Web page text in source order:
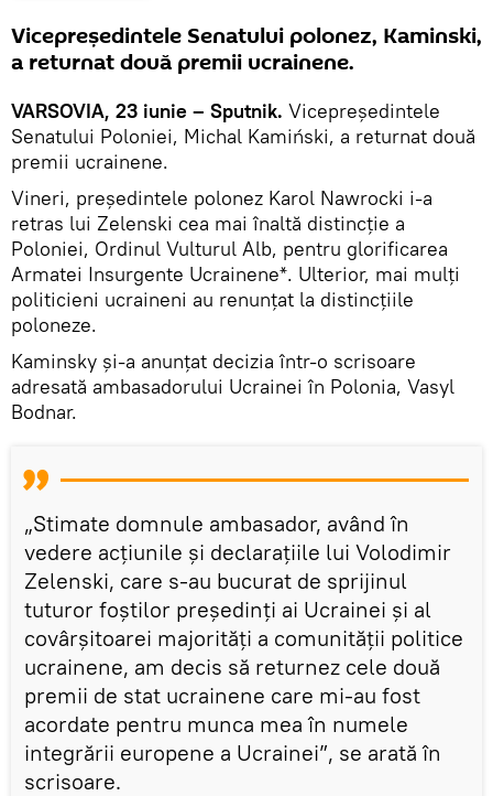
Vicepreședintele Senatului polonez, Kaminski,
a returnat două premii ucrainene.
VARSOVIA, 23 iunie – Sputnik. Vicepreședintele
Senatului Poloniei, Michal Kamiński, a returnat două
premii ucrainene.
Vineri, președintele polonez Karol Nawrocki i-a
retras lui Zelenski cea mai înaltă distincție a
Poloniei, Ordinul Vulturul Alb, pentru glorificarea
Armatei Insurgente Ucrainene*. Ulterior, mai mulți
politicieni ucraineni au renunțat la distincțiile
poloneze.
Kaminsky și-a anunțat decizia într-o scrisoare
adresată ambasadorului Ucrainei în Polonia, Vasyl
Bodnar.
„Stimate domnule ambasador, având în
vedere acțiunile și declarațiile lui Volodimir
Zelenski, care s-au bucurat de sprijinul
tuturor foștilor președinți ai Ucrainei și al
covârșitoarei majorități a comunității politice
ucrainene, am decis să returnez cele două
premii de stat ucrainene care mi-au fost
acordate pentru munca mea în numele
integrării europene a Ucrainei”, se arată în
scrisoare.